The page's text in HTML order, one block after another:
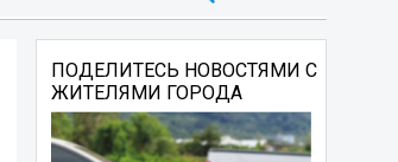
ПОДЕЛИТЕСЬ НОВОСТЯМИ С
ЖИТЕЛЯМИ ГОРОДА